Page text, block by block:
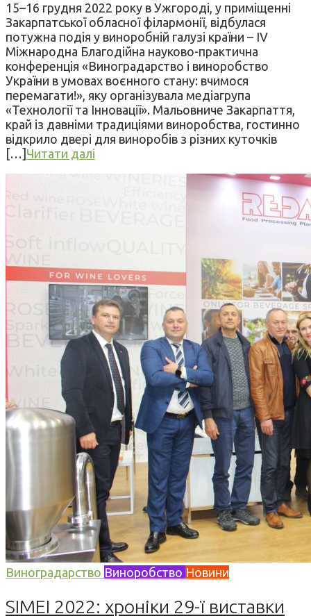
15–16 грудня 2022 року в Ужгороді, у приміщенні
Закарпатської обласної філармонії, відбулася
потужна подія у виноробній галузі країни – IV
Міжнародна Благодійна науково-практична
конференція «Виноградарство і виноробство
України в умовах воєнного стану: вчимося
перемагати!», яку організувала медіагрупа
«Технології та Інновації». Мальовниче Закарпаття,
край із давніми традиціями виноробства, гостинно
відкрило двері для виноробів з різних куточків
[…] Читати далі
Виноградарство Виноробство Новини
SIMEI 2022: хроніки 29-ї виставки